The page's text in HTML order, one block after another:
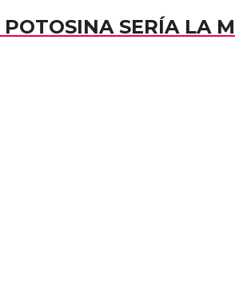
SERÍA LA